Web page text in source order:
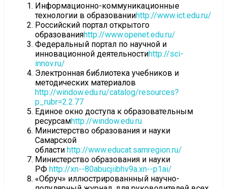
Информационно-коммуникационные
технологии в образованииhttp://www.ict.edu.ru/
Российский портал открытого
образованияhttp://www.openet.edu.ru/
Федеральный портал по научной и
инновационной деятельностиhttp://sci-
innov.ru/
Электронная библиотека учебников и
методических материалов
http://window.edu.ru/catalog/resources?
p_rubr=2.2.77
Единое окно доступа к образовательным
ресурсамhttp://window.edu.ru
Министерство образования и науки
Самарской
области http://www.educat.samregion.ru/
Министерство образования и науки
РФ http://xn--80abucjiibhv9a.xn--p1ai/
«Обруч» иллюстрированнный научно-